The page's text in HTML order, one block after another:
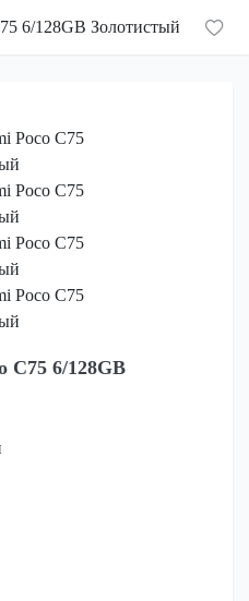
6/128GB Золотистый
C75 6/128GB